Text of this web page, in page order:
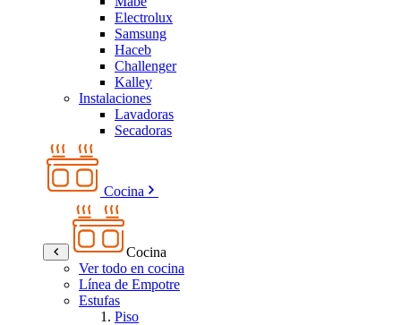
Electrolux
Samsung
Haceb
Challenger
Kalley
Instalaciones
Lavadoras
Secadoras
Cocina
Cocina
Ver todo en cocina
Línea de Empotre
Estufas
Piso